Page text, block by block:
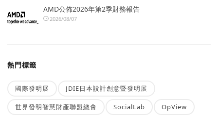
AMD公佈2026年第2季財務報告
2026/08/07
熱門標籤
國際發明展 JDIE日本設計創意暨發明展
世界發明智慧財產聯盟總會 SocialLab OpView